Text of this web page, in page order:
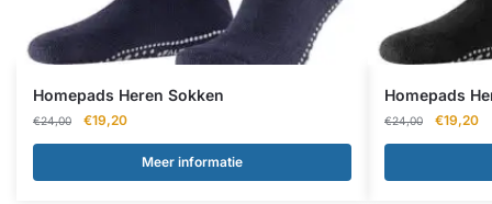
Homepads Heren Sokken
€24,00
Oorspronkelijke
prijs
€24,00.
€19,20Huidige
prijs
€19,20.
Meer informatie
Homepads
€24,00
prijs
€24,00.
€19,20